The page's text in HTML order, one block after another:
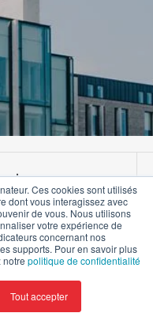
Ces cookies sont utilisés
dont vous interagissez avec
de vous. Nous utilisons
votre expérience de
concernant nos
supports. Pour en savoir plus
notre politique de confidentialité
Tout accepter